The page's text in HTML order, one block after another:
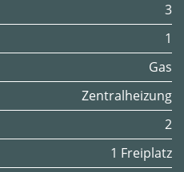
3
1
Gas
Zentralheizung
2
1 Freiplatz